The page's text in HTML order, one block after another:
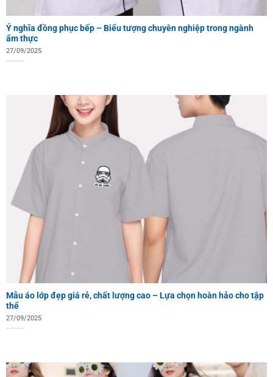
Ý nghĩa đồng phục bếp – Biểu tượng chuyên nghiệp trong ngành
ẩm thực
27/09/2025
Mẫu áo lớp đẹp giá rẻ, chất lượng cao – Lựa chọn hoàn hảo cho tập
thể
27/09/2025